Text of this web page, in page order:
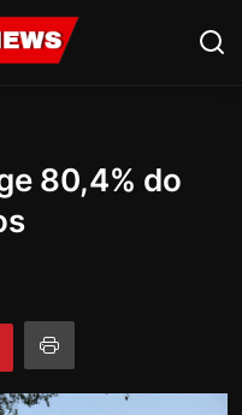
80,4% do